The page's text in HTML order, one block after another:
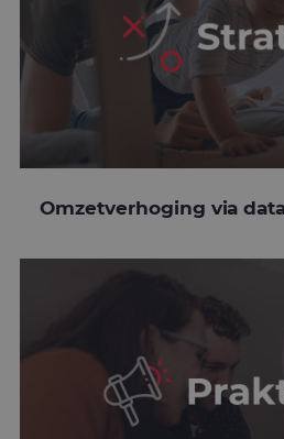
Omzetverhoging via